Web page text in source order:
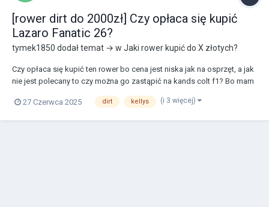
[rower dirt do 2000zł] Czy opłaca się kupić
Lazaro Fanatic 26?
tymek1850 dodał temat → w Jaki rower kupić do X złotych?
Czy opłaca się kupić ten rower bo cena jest niska jak na osprzęt, a jak
nie jest polecany to czy można go zastąpić na kands colt f1? Bo mam
27 Czerwca 2025
dirt kellys (i 3 więcej)